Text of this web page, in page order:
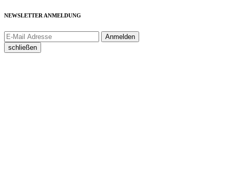
NEWSLETTER ANMELDUNG
schließen